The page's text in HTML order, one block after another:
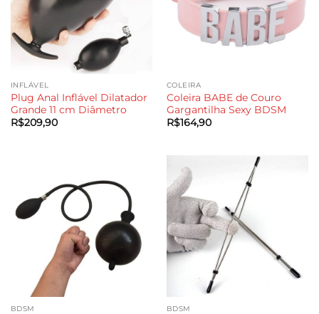
INFLÁVEL
Plug Anal Inflável Dilatador
Grande 11 cm Diâmetro
R$209,90
COLEIRA
Coleira BABE de Couro
Gargantilha Sexy BDSM
R$164,90
BDSM BDSM